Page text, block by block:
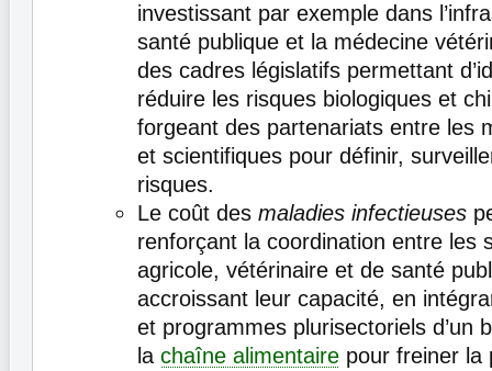
investissant par exemple dans
santé publique et la médecine
des cadres législatifs permettant
réduire les risques biologiques et
forgeant des partenariats entre les
et scientifiques pour définir,
risques.
Le coût des maladies infectieuses
renforçant la coordination entre les
agricole, vétérinaire et de santé
accroissant leur capacité, en
et programmes plurisectoriels d’un
la chaîne alimentaire pour freiner la